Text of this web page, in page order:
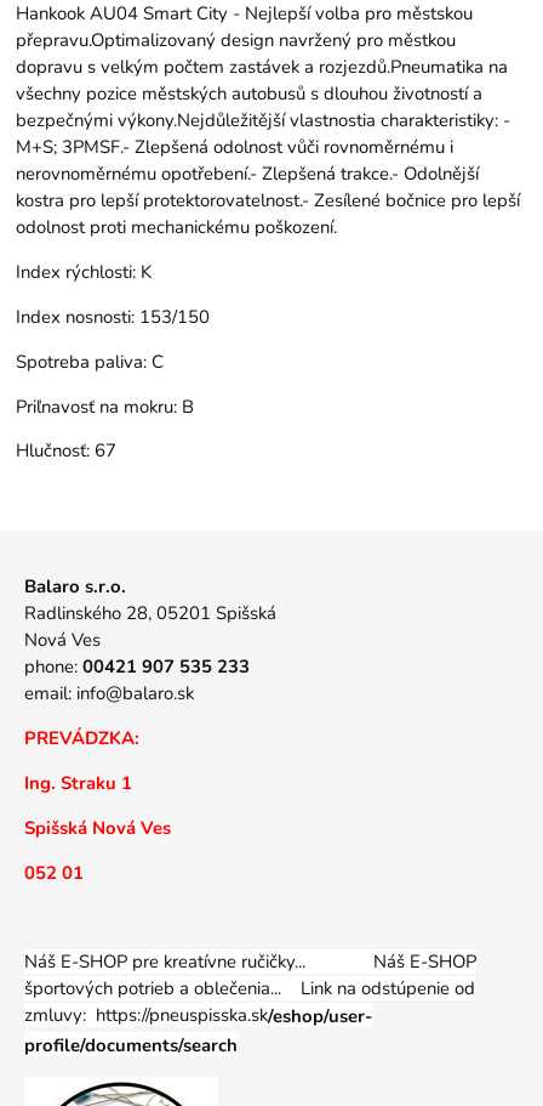
Hankook AU04 Smart City - Nejlepší volba pro městskou
přepravu.Optimalizovaný design navržený pro městkou
dopravu s velkým počtem zastávek a rozjezdů.Pneumatika na
všechny pozice městských autobusů s dlouhou životností a
bezpečnými výkony.Nejdůležitější vlastnostia charakteristiky: -
M+S; 3PMSF.- Zlepšená odolnost vůči rovnoměrnému i
nerovnoměrnému opotřebení.- Zlepšená trakce.- Odolnější
kostra pro lepší protektorovatelnost.- Zesílené bočnice pro lepší
odolnost proti mechanickému poškození.
Index rýchlosti: K
Index nosnosti: 153/150
Spotreba paliva: C
Priľnavosť na mokru: B
Hlučnosť: 67
Balaro s.r.o.
Radlinského 28, 05201 Spišská
Nová Ves
phone: 00421 907 535 233
email: info@balaro.sk
PREVÁDZKA:
Ing. Straku 1
Spišská Nová Ves
052 01
Náš E-SHOP pre kreatívne ručičky... Náš E-SHOP
športových potrieb a oblečenia... Link na odstúpenie od
zmluvy: https://pneuspisska.sk/eshop/user-
profile/documents/search